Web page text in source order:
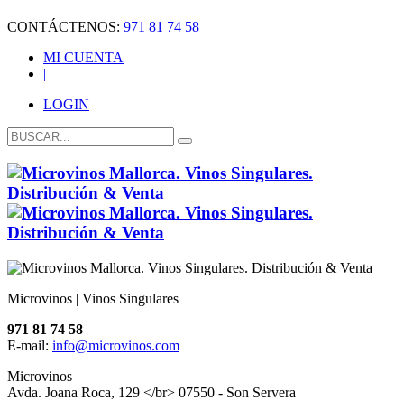
CONTÁCTENOS: 971 81 74 58
MI CUENTA
|
LOGIN
Microvinos | Vinos Singulares
971 81 74 58
E-mail: info@microvinos.com
Microvinos
Avda. Joana Roca, 129 </br> 07550 - Son Servera